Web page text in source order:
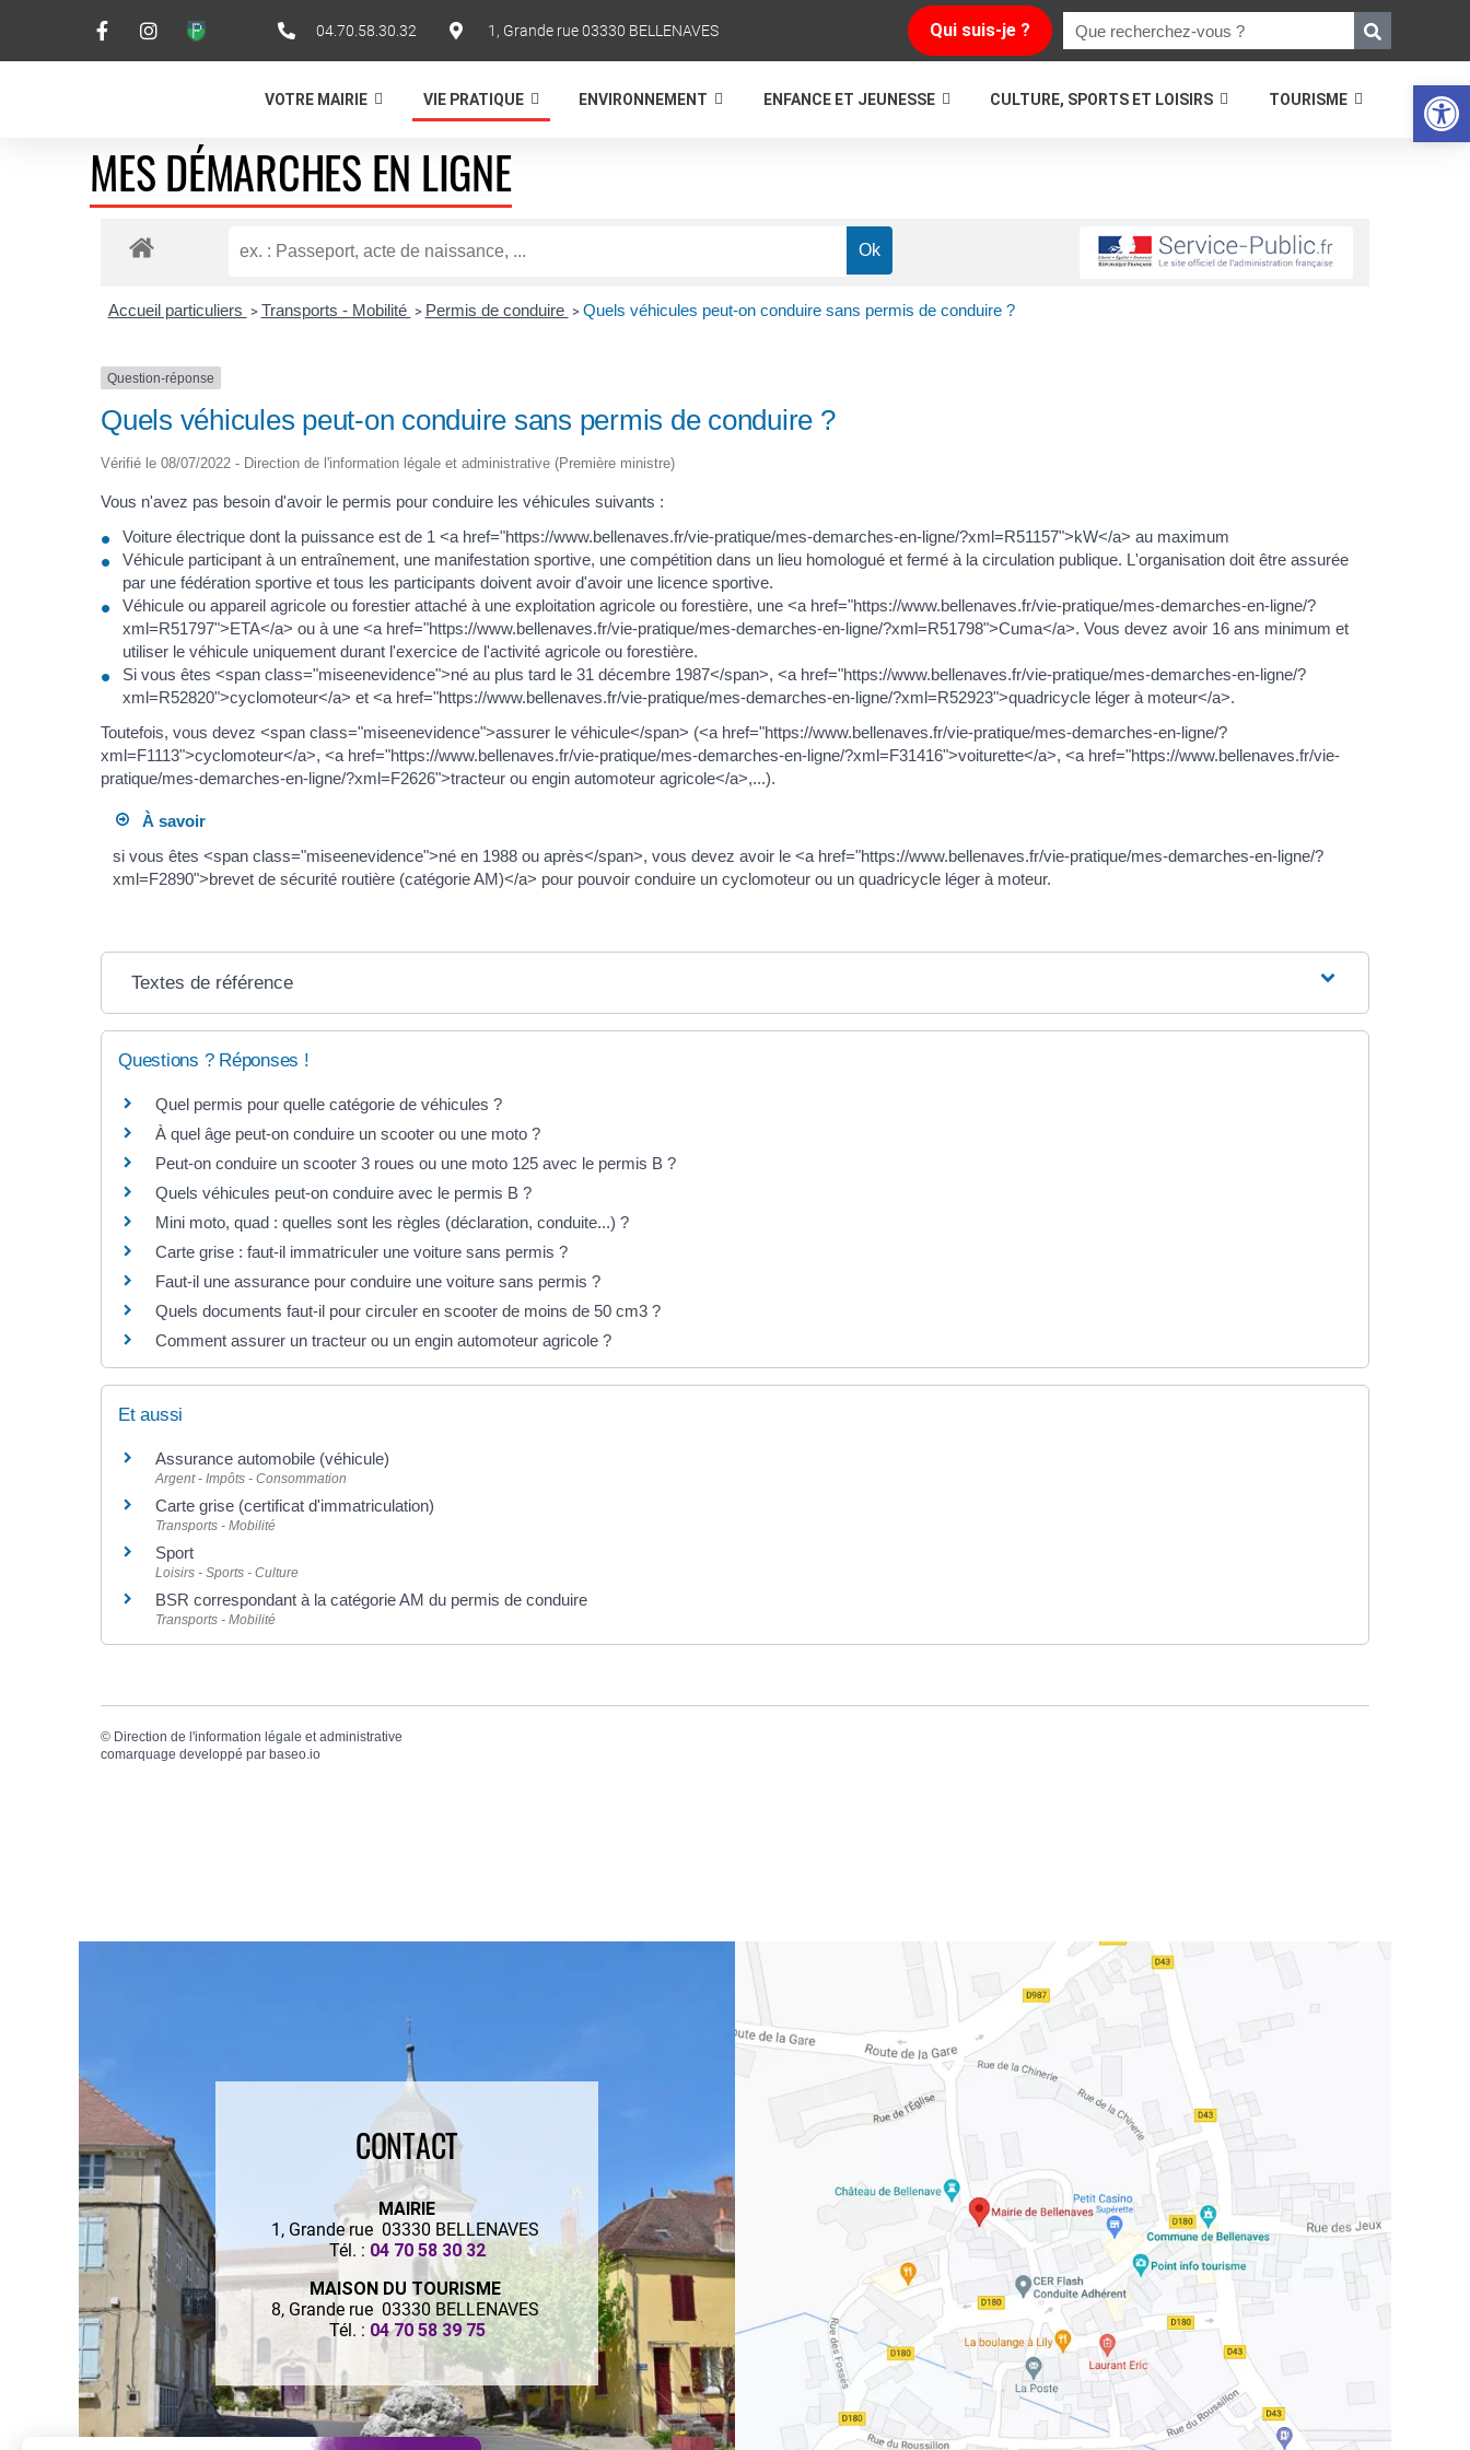
Ouvrir
04.70.58.30.32 1, Grande rue 03330 BELLENAVES Qui suis-je ?
VOTRE MAIRIE VIE PRATIQUE ENVIRONNEMENT ENFANCE ET JEUNESSE CULTURE, SPORTS ET LOISIRS TOURISME
MES DÉMARCHES EN LIGNE
Accueil particuliers > Transports - Mobilité > Permis de conduire > Quels véhicules peut-on conduire sans permis de conduire ?
Question-réponse
Quels véhicules peut-on conduire sans permis de conduire ?
Vérifié le 08/07/2022 - Direction de l'information légale et administrative (Première ministre)
Vous n'avez pas besoin d'avoir le permis pour conduire les véhicules suivants :
Voiture électrique dont la puissance est de 1 <a href="https://www.bellenaves.fr/vie-pratique/mes-demarches-en-ligne/?xml=R51157">kW</a> au maximum
Véhicule participant à un entraînement, une manifestation sportive, une compétition dans un lieu homologué et fermé à la circulation publique. L'organisation doit être assurée
par une fédération sportive et tous les participants doivent avoir d'avoir une licence sportive.
Véhicule ou appareil agricole ou forestier attaché à une exploitation agricole ou forestière, une <a href="https://www.bellenaves.fr/vie-pratique/mes-demarches-en-ligne/?
xml=R51797">ETA</a> ou à une <a href="https://www.bellenaves.fr/vie-pratique/mes-demarches-en-ligne/?xml=R51798">Cuma</a>. Vous devez avoir 16 ans minimum et
utiliser le véhicule uniquement durant l'exercice de l'activité agricole ou forestière.
Si vous êtes <span class="miseenevidence">né au plus tard le 31 décembre 1987</span>, <a href="https://www.bellenaves.fr/vie-pratique/mes-demarches-en-ligne/?
xml=R52820">cyclomoteur</a> et <a href="https://www.bellenaves.fr/vie-pratique/mes-demarches-en-ligne/?xml=R52923">quadricycle léger à moteur</a>.
Toutefois, vous devez <span class="miseenevidence">assurer le véhicule</span> (<a href="https://www.bellenaves.fr/vie-pratique/mes-demarches-en-ligne/?
xml=F1113">cyclomoteur</a>, <a href="https://www.bellenaves.fr/vie-pratique/mes-demarches-en-ligne/?xml=F31416">voiturette</a>, <a href="https://www.bellenaves.fr/vie-
pratique/mes-demarches-en-ligne/?xml=F2626">tracteur ou engin automoteur agricole</a>,...).
À savoir
si vous êtes <span class="miseenevidence">né en 1988 ou après</span>, vous devez avoir le <a href="https://www.bellenaves.fr/vie-pratique/mes-demarches-en-ligne/?
xml=F2890">brevet de sécurité routière (catégorie AM)</a> pour pouvoir conduire un cyclomoteur ou un quadricycle léger à moteur.
Textes de référence
Questions ? Réponses !
Quel permis pour quelle catégorie de véhicules ?
À quel âge peut-on conduire un scooter ou une moto ?
Peut-on conduire un scooter 3 roues ou une moto 125 avec le permis B ?
Quels véhicules peut-on conduire avec le permis B ?
Mini moto, quad : quelles sont les règles (déclaration, conduite...) ?
Carte grise : faut-il immatriculer une voiture sans permis ?
Faut-il une assurance pour conduire une voiture sans permis ?
Quels documents faut-il pour circuler en scooter de moins de 50 cm3 ?
Comment assurer un tracteur ou un engin automoteur agricole ?
Et aussi
Assurance automobile (véhicule)
Argent - Impôts - Consommation
Carte grise (certificat d'immatriculation)
Transports - Mobilité
Sport
Loisirs - Sports - Culture
BSR correspondant à la catégorie AM du permis de conduire
Transports - Mobilité
© Direction de l'information légale et administrative
comarquage developpé par baseo.io
CONTACT
MAIRIE
1, Grande rue 03330 BELLENAVES
Tél. : 04 70 58 30 32
MAISON DU TOURISME
8, Grande rue 03330 BELLENAVES
Tél. : 04 70 58 39 75